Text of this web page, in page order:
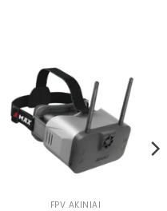
FPV AKINIAI